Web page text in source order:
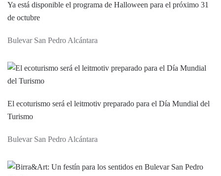
Ya está disponible el programa de Halloween para el próximo 31
de octubre
Bulevar San Pedro Alcántara
El ecoturismo será el leitmotiv preparado para el Día Mundial del
Turismo
Bulevar San Pedro Alcántara